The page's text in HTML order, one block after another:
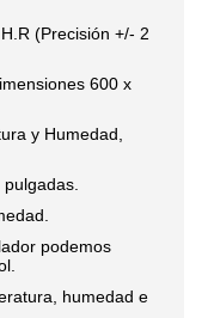
(Precisión +/- 2
600 x
y Humedad,
podemos
humedad e